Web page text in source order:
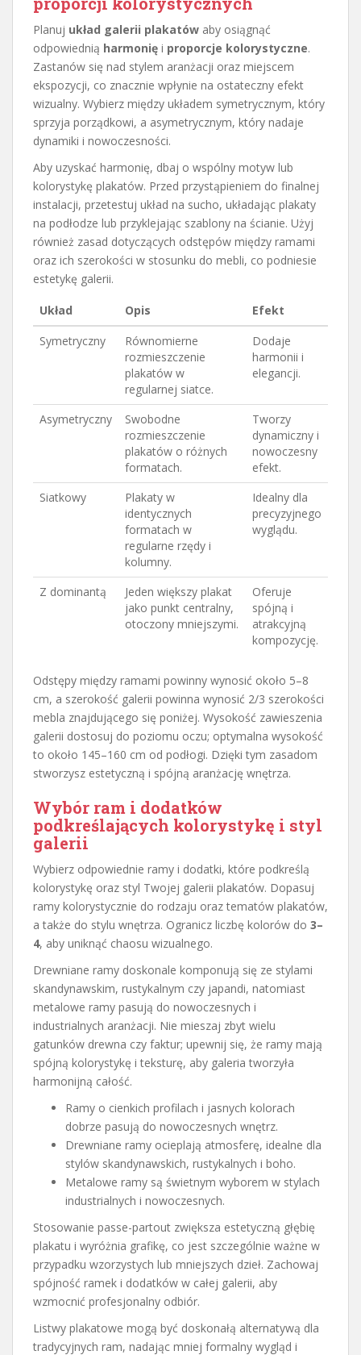
Planuj układ galerii plakatów aby osiągnąć
odpowiednią harmonię i proporcje kolorystyczne.
Zastanów się nad stylem aranżacji oraz miejscem
ekspozycji, co znacznie wpłynie na ostateczny efekt
wizualny. Wybierz między układem symetrycznym, który
sprzyja porządkowi, a asymetrycznym, który nadaje
dynamiki i nowoczesności.
Aby uzyskać harmonię, dbaj o wspólny motyw lub
kolorystykę plakatów. Przed przystąpieniem do finalnej
instalacji, przetestuj układ na sucho, układając plakaty
na podłodze lub przyklejając szablony na ścianie. Użyj
również zasad dotyczących odstępów między ramami
oraz ich szerokości w stosunku do mebli, co podniesie
estetykę galerii.
Układ Opis
Efekt
Symetryczny
Równomierne
rozmieszczenie
plakatów w
regularnej siatce.
Dodaje
harmonii i
elegancji.
Asymetryczny
Swobodne
rozmieszczenie
plakatów o różnych
formatach.
Tworzy
dynamiczny i
nowoczesny
efekt.
Siatkowy
Plakaty w
identycznych
formatach w
regularne rzędy i
kolumny.
Idealny dla
precyzyjnego
wyglądu.
Z dominantą
Jeden większy plakat
jako punkt centralny,
otoczony mniejszymi.
Oferuje
spójną i
atrakcyjną
kompozycję.
Odstępy między ramami powinny wynosić około 5–8
cm, a szerokość galerii powinna wynosić 2/3 szerokości
mebla znajdującego się poniżej. Wysokość zawieszenia
galerii dostosuj do poziomu oczu; optymalna wysokość
to około 145–160 cm od podłogi. Dzięki tym zasadom
stworzysz estetyczną i spójną aranżację wnętrza.
Wybór ram i dodatków
podkreślających kolorystykę i styl
galerii
Wybierz odpowiednie ramy i dodatki, które podkreślą
kolorystykę oraz styl Twojej galerii plakatów. Dopasuj
ramy kolorystycznie do rodzaju oraz tematów plakatów,
a także do stylu wnętrza. Ogranicz liczbę kolorów do 3–
4, aby uniknąć chaosu wizualnego.
Drewniane ramy doskonale komponują się ze stylami
skandynawskim, rustykalnym czy japandi, natomiast
metalowe ramy pasują do nowoczesnych i
industrialnych aranżacji. Nie mieszaj zbyt wielu
gatunków drewna czy faktur; upewnij się, że ramy mają
spójną kolorystykę i teksturę, aby galeria tworzyła
harmonijną całość.
Ramy o cienkich profilach i jasnych kolorach
dobrze pasują do nowoczesnych wnętrz.
Drewniane ramy ocieplają atmosferę, idealne dla
stylów skandynawskich, rustykalnych i boho.
Metalowe ramy są świetnym wyborem w stylach
industrialnych i nowoczesnych.
Stosowanie passe-partout zwiększa estetyczną głębię
plakatu i wyróżnia grafikę, co jest szczególnie ważne w
przypadku wzorzystych lub mniejszych dzieł. Zachowaj
spójność ramek i dodatków w całej galerii, aby
wzmocnić profesjonalny odbiór.
Listwy plakatowe mogą być doskonałą alternatywą dla
tradycyjnych ram, nadając mniej formalny wygląd i